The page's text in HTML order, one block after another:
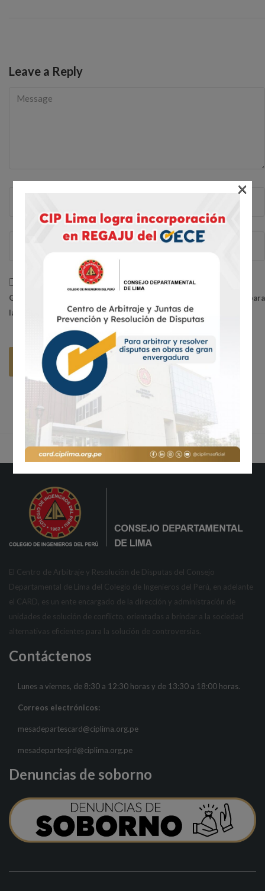
Leave a Reply
Guarda mi nombre, correo electrónico y web en este navegador para
la próxima vez que comente.
El Centro de Arbitraje y Resolución de Disputas del Consejo
Departamental de Lima del Colegio de Ingenieros del Perú, en adelante
el CARD, es un ente encargado de la dirección y administración de
unidades de solución de conflicto, orientadas a brindar a la sociedad
alternativas eficientes para la solución de controversias.
Contáctenos
Lunes a viernes, de 8:30 a 12:30 horas y de 13:30 a 18:00 horas.
Correos electrónicos:
mesadepartescard@ciplima.org.pe
mesadepartesjrd@ciplima.org.pe
Denuncias de soborno
×